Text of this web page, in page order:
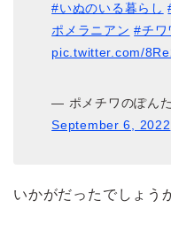
#いぬのいる暮らし
ポメラニアン #チワ
pic.twitter.com/
— ポメチワのぽん
September 6, 2022
いかがだったでしょう